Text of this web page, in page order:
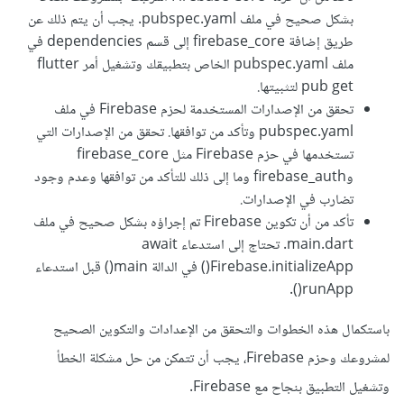
classpath 'com.google.gms:google-
services:4.3.15'
لضمان تهيئة Firebase بنجاح قبل تشغيل التطبيق.
بشكل صحيح في ملف pubspec.yaml. يجب أن يتم ذلك عن
طريق إضافة firebase_core إلى قسم dependencies في
ملف pubspec.yaml الخاص بتطبيقك وتشغيل أمر flutter
pub get لتثبيتها.
تحقق من الإصدارات المستخدمة لحزم Firebase في ملف
pubspec.yaml وتأكد من توافقها. تحقق من الإصدارات التي
تستخدمها في حزم Firebase مثل firebase_core
وfirebase_auth وما إلى ذلك للتأكد من توافقها وعدم وجود
تضارب في الإصدارات.
تأكد من أن تكوين Firebase تم إجراؤه بشكل صحيح في ملف
main.dart. تحتاج إلى استدعاء await
Firebase.initializeApp() في الدالة main() قبل استدعاء
runApp().
باستكمال هذه الخطوات والتحقق من الإعدادات والتكوين الصحيح
لمشروعك وحزم Firebase، يجب أن تتمكن من حل مشكلة الخطأ
وتشغيل التطبيق بنجاح مع Firebase.